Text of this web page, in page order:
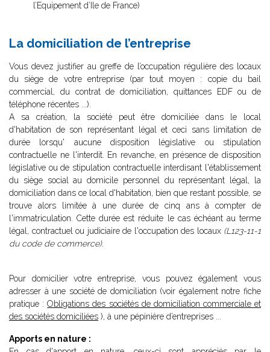
l’Equipement d’Ile de France)
La domiciliation de l’entreprise
Vous devez justifier au greffe de l’occupation régulière des locaux
du siège de votre entreprise (par tout moyen : copie du bail
commercial, du contrat de domiciliation, quittances EDF ou de
téléphone récentes ...).
A sa création, la société peut être domiciliée dans le local
d'habitation de son représentant légal et ceci sans limitation de
durée lorsqu' aucune disposition législative ou stipulation
contractuelle ne l'interdit. En revanche, en présence de disposition
législative ou de stipulation contractuelle interdisant l'établissement
du siège social au domicile personnel du représentant légal, la
domiciliation dans ce local d'habitation, bien que restant possible, se
trouve alors limitée à une durée de cinq ans à compter de
l'immatriculation. Cette durée est réduite le cas échéant au terme
légal, contractuel ou judiciaire de l'occupation des locaux (L123-11-1
du code de commerce).
Pour domicilier votre entreprise, vous pouvez également vous
adresser à une société de domiciliation (voir également notre fiche
pratique :Obligations des sociétés de domiciliation commerciale et
des sociétés domiciliées ), à une pépinière d’entreprises ...
Apports en nature :